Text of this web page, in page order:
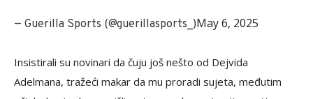
— Guerilla Sports (@guerillasports_)May 6, 2025
Insistirali su novinari da čuju još nešto od Dejvida
Adelmana, tražeći makar da mu proradi sujeta, međutim